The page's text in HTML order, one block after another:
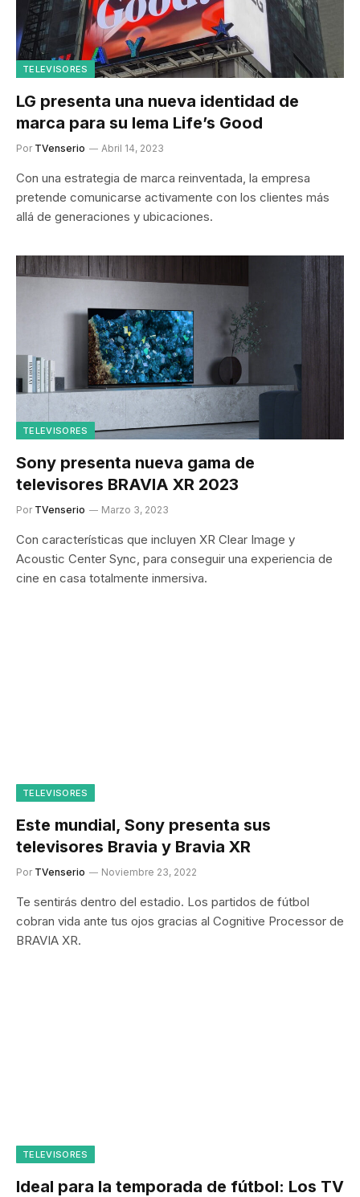
TELEVISORES
LG presenta una nueva identidad de
marca para su lema Life’s Good
Por TVenserio Abril 14, 2023
Con una estrategia de marca reinventada, la empresa
pretende comunicarse activamente con los clientes más
allá de generaciones y ubicaciones.
TELEVISORES
Sony presenta nueva gama de
televisores BRAVIA XR 2023
Por TVenserio Marzo 3, 2023
Con características que incluyen XR Clear Image y
Acoustic Center Sync, para conseguir una experiencia de
cine en casa totalmente inmersiva.
TELEVISORES
Este mundial, Sony presenta sus
televisores Bravia y Bravia XR
Por TVenserio Noviembre 23, 2022
Te sentirás dentro del estadio. Los partidos de fútbol
cobran vida ante tus ojos gracias al Cognitive Processor de
BRAVIA XR.
TELEVISORES
Ideal para la temporada de fútbol: Los TV